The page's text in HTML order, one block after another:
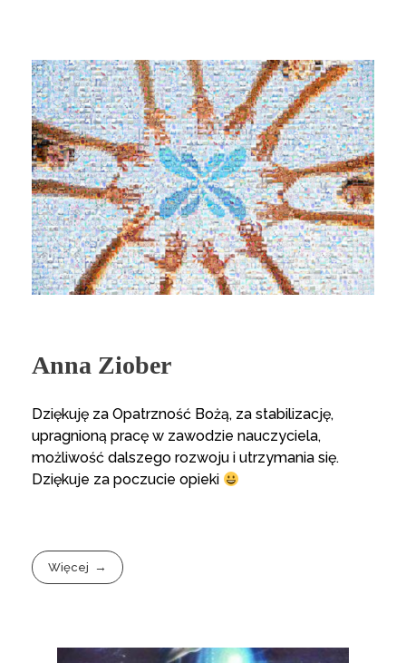
Anna Ziober
Dziękuję za Opatrzność Bożą, za stabilizację,
upragnioną pracę w zawodzie nauczyciela,
możliwość dalszego rozwoju i utrzymania się.
Dziękuje za poczucie opieki
Więcej